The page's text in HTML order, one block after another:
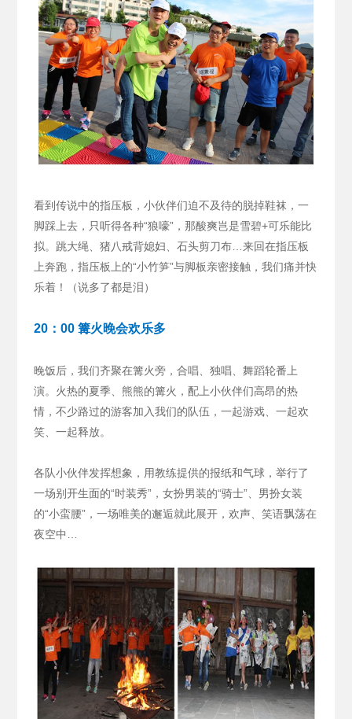
看到传说中的指压板，小伙伴们迫不及待的脱掉鞋袜，一
脚踩上去，只听得各种“狼嚎”，那酸爽岂是雪碧+可乐能比
拟。跳大绳、猪八戒背媳妇、石头剪刀布…来回在指压板
上奔跑，指压板上的“小竹笋”与脚板亲密接触，我们痛并快
乐着！（说多了都是泪）
20：00 篝火晚会欢乐多
晚饭后，我们齐聚在篝火旁，合唱、独唱、舞蹈轮番上
演。火热的夏季、熊熊的篝火，配上小伙伴们高昂的热
情，不少路过的游客加入我们的队伍，一起游戏、一起欢
笑、一起释放。
各队小伙伴发挥想象，用教练提供的报纸和气球，举行了
一场别开生面的“时装秀”，女扮男装的“骑士”、男扮女装
的“小蛮腰”，一场唯美的邂逅就此展开，欢声、笑语飘荡在
夜空中…